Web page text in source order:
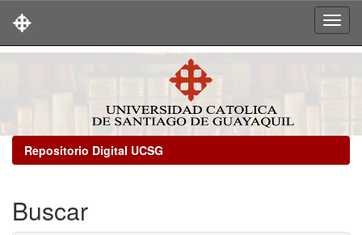
Repositorio Digital UCSG
Buscar